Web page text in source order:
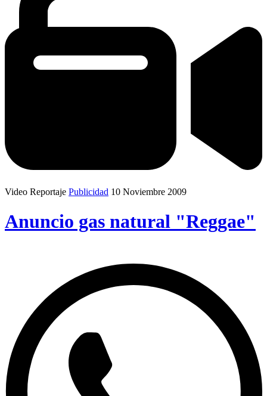
Video Reportaje Publicidad 10 Noviembre 2009
Anuncio gas natural "Reggae"